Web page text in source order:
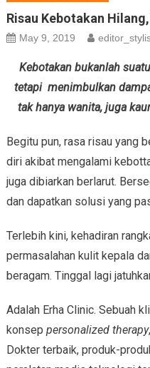
Risau Kebotakan Hilang,
May 9, 2019
Kebotakan bukanlah
tetapi menimbulkan
tak hanya wanita, juga
Begitu pun, rasa risau yang
diri akibat mengalami
juga dibiarkan berlarut.
dan dapatkan solusi yang
Terlebih kini, kehadiran
permasalahan kulit kepala
beragam. Tinggal lagi
Adalah Erha Clinic. Sebuah
konsep personalized therapy
Dokter terbaik, produk-